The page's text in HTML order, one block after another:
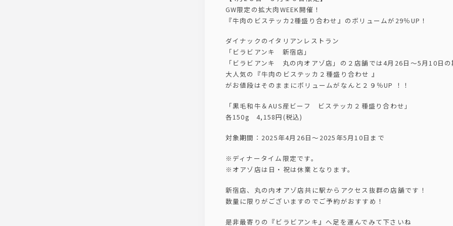
GW限定の拡大肉WEEK開催！
『牛肉のビステッカ2種盛り合わせ』のボリュームが29％UP！
ダイナックのイタリアンレストラン
「ビラビアンキ 新宿店」
「ビラビアンキ 丸の内オアゾ店」の２店舗では4月26日〜5月10日
大人気の『牛肉のビステッカ２種盛り合わせ 』
がお値段はそのままにボリュームがなんと２９％UP ！！
「黒毛和牛＆AUS産ビーフ ビステッカ２種盛り合わせ」
各150g 4,158円(税込)
対象期間：2025年4月26日〜2025年5月10日まで
※ディナータイム限定です。
※オアゾ店は日・祝は休業となります。
新宿店、丸の内オアゾ店共に駅からアクセス抜群の店舗です！
数量に限りがございますのでご予約がおすすめ！
是非最寄りの『ビラビアンキ』へ足を運んでみて下さいね